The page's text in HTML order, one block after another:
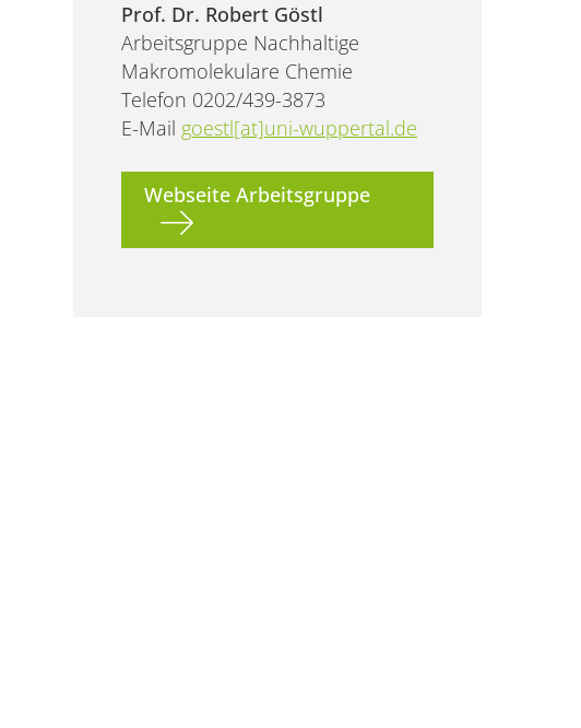
Prof. Dr. Robert Göstl
Arbeitsgruppe Nachhaltige
Makromolekulare Chemie
Telefon 0202/439-3873
E-Mailgoestl[at]uni-wuppertal.de
Webseite Arbeitsgruppe